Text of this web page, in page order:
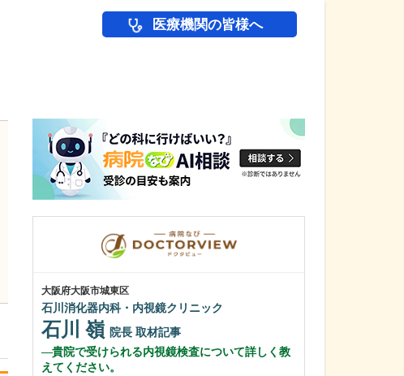
医療機関の皆様へ
大阪府大阪市城東区
石川消化器内科・内視鏡クリニック
石川 嶺 院長 取材記事
貴院で受けられる内視鏡検査について詳しく教
えてください。